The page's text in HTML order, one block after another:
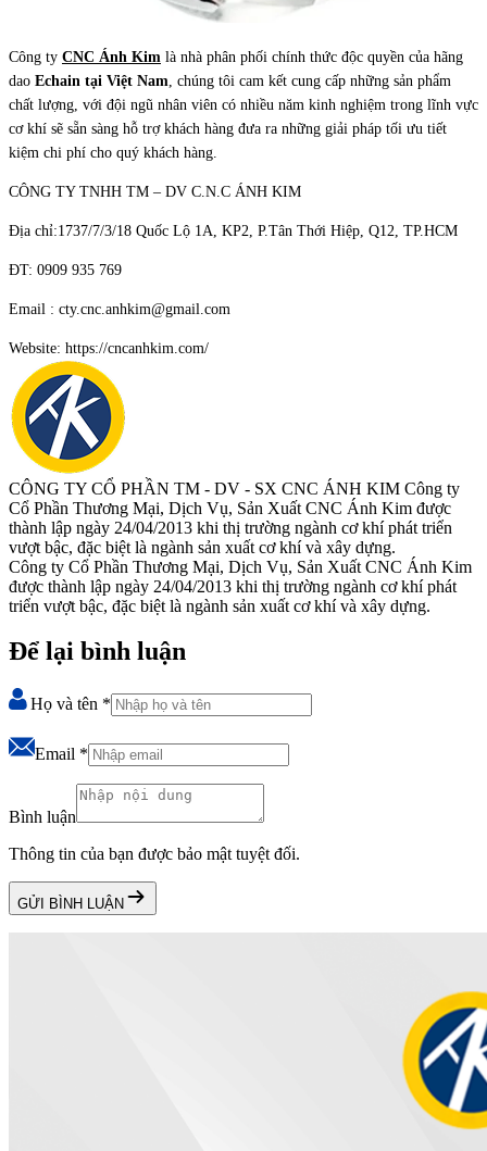
Công ty CNC Ánh Kim là nhà phân phối chính thức độc quyền của hãng
dao Echain tại Việt Nam , chúng tôi cam kết cung cấp những sản phẩm
chất lượng, với đội ngũ nhân viên có nhiều năm kinh nghiệm trong lĩnh vực
cơ khí sẽ sẵn sàng hỗ trợ khách hàng đưa ra những giải pháp tối ưu tiết
kiệm chi phí cho quý khách hàng.
CÔNG TY TNHH TM – DV C.N.C ÁNH KIM
Địa chỉ:1737/7/3/18 Quốc Lộ 1A, KP2, P.Tân Thới Hiệp, Q12, TP.HCM
ĐT: 0909 935 769
Email : cty.cnc.anhkim@gmail.com
Website: https://cncanhkim.com/
CÔNG TY CỔ PHẦN TM - DV - SX CNC ÁNH KIM Công ty
Cổ Phần Thương Mại, Dịch Vụ, Sản Xuất CNC Ánh Kim được
thành lập ngày 24/04/2013 khi thị trường ngành cơ khí phát triển
vượt bậc, đặc biệt là ngành sản xuất cơ khí và xây dựng.
Công ty Cổ Phần Thương Mại, Dịch Vụ, Sản Xuất CNC Ánh Kim
được thành lập ngày 24/04/2013 khi thị trường ngành cơ khí phát
triển vượt bậc, đặc biệt là ngành sản xuất cơ khí và xây dựng.
Để lại bình luận
Họ và tên *
Email *
Bình luận
Thông tin của bạn được bảo mật tuyệt đối.
GỬI BÌNH LUẬN